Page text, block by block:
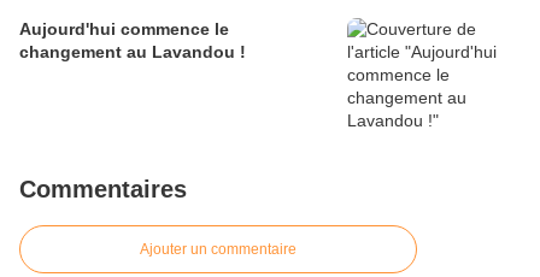
Aujourd'hui commence le
changement au Lavandou !
Commentaires
Ajouter un commentaire